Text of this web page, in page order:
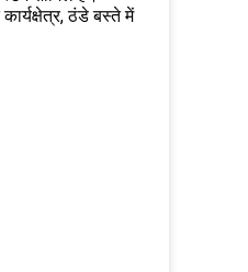
ठंडे बस्ते में